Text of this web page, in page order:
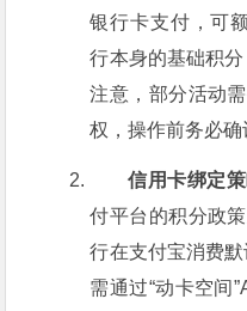
银行卡支付，可
行本身的基础积分
注意，部分活动
权，操作前务必确
信用卡绑定
付平台的积分政
行在支付宝消费
需通过“动卡空间